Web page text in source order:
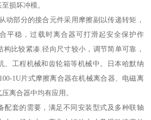
损坏冲模。
动部分的接合元件采用摩擦副以传递转矩，
平稳，过载时离合器可打滑起安全保护作
构比较紧凑.径向尺寸较小，调节简单可靠，
、工程机械和齿轮箱等机械中。日本哈默纳
1U片式摩擦离合器在机械离合器、电磁离
离合器中均有应用。
配套的需要，满足不同安装型式及多种联轴